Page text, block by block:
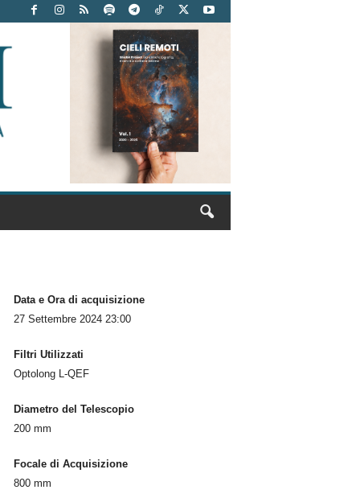
Data e Ora di acquisizione
27 Settembre 2024 23:00
Filtri Utilizzati
Optolong L-QEF
Diametro del Telescopio
200 mm
Focale di Acquisizione
800 mm